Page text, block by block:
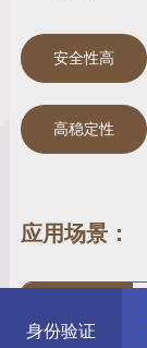
安全性高
高稳定性
应用场景：
网上电子交易
身份验证